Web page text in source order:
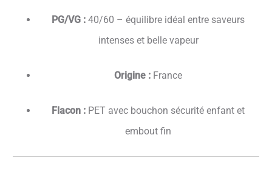
PG/VG : 40/60 – équilibre idéal entre saveurs
intenses et belle vapeur
Origine : France
Flacon : PET avec bouchon sécurité enfant et
embout fin